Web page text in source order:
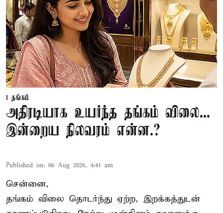
தங்கம்
அதிரடியாக உயர்ந்த தங்கம் விலை...
இன்றைய நிலவரம் என்ன.?
Published on: 06 Aug 2026, 4:41 am
சென்னை,
தங்கம் விலை தொடர்ந்து ஏற்ற, இறக்கத்துடன்